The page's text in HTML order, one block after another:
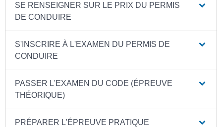
SE RENSEIGNER SUR LE PRIX DU PERMIS
DE CONDUIRE
S'INSCRIRE À L'EXAMEN DU PERMIS DE
CONDUIRE
PASSER L'EXAMEN DU CODE (ÉPREUVE
THÉORIQUE)
PRÉPARER L'ÉPREUVE PRATIQUE